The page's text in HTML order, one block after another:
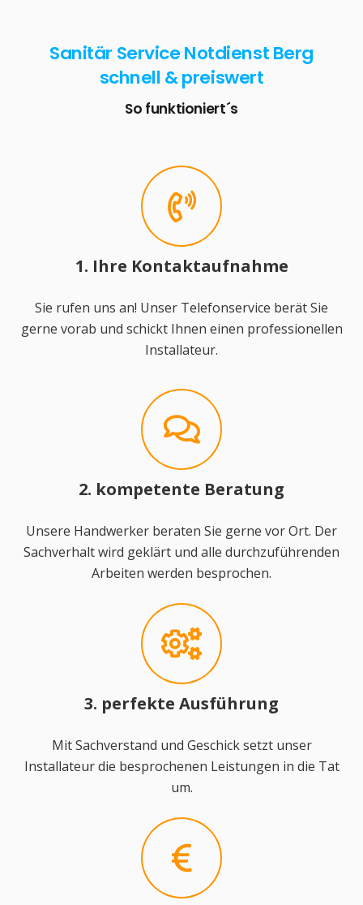
Sanitär Service Notdienst Berg
schnell & preiswert
So funktioniert´s
1. Ihre Kontaktaufnahme
Sie rufen uns an! Unser Telefonservice berät Sie
gerne vorab und schickt Ihnen einen professionellen
Installateur.
2. kompetente Beratung
Unsere Handwerker beraten Sie gerne vor Ort. Der
Sachverhalt wird geklärt und alle durchzuführenden
Arbeiten werden besprochen.
3. perfekte Ausführung
Mit Sachverstand und Geschick setzt unser
Installateur die besprochenen Leistungen in die Tat
um.